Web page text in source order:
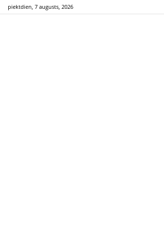
piektdien, 7 augusts, 2026